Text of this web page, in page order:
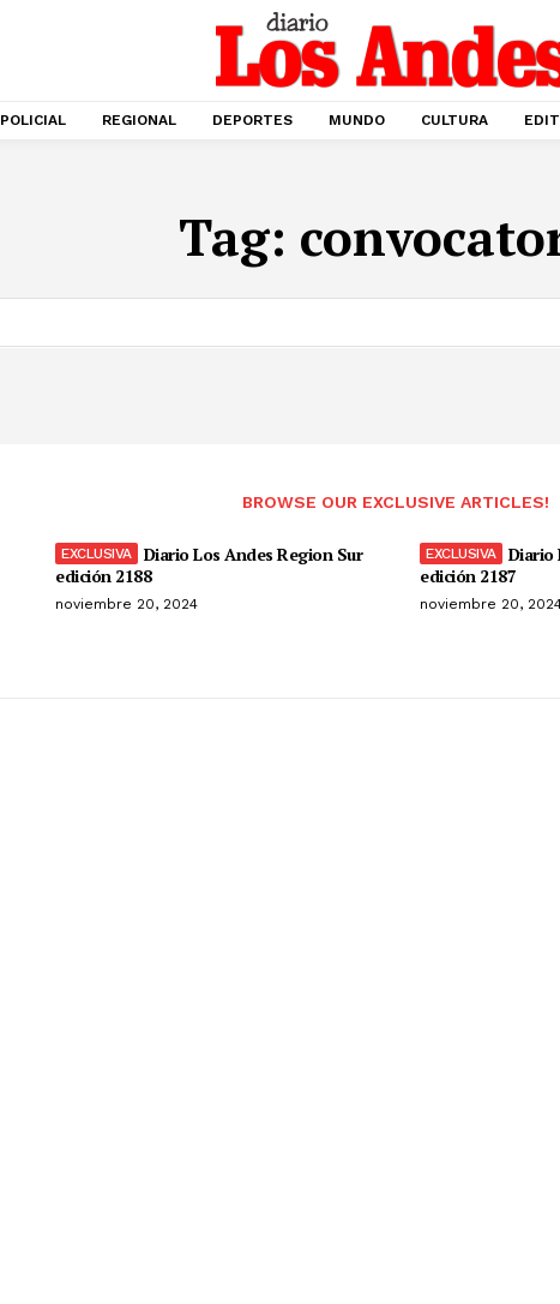
POLICIAL REGIONAL DEPORTES MUNDO CULTURA
Tag:
BROWSE OUR EXCLUSIVE ARTICLES!
Diario Los Andes Region Sur
edición 2188
noviembre 20, 2024
Diario
edición 2187
noviembre 20,